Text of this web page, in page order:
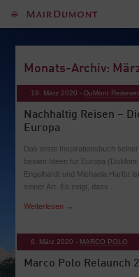
Monats-Archiv:
19. März 2020 - DuMont
Nachhaltig Reisen –
Europa
Das erste Inspirationsbuch
besten Ideen für Europa
Engelhardt und Michaela Harfst
seiner Art. Es zeigt, dass …
Weiterlesen →
6. März 2020 - MARCO POLO
Marco Polo Relaunch